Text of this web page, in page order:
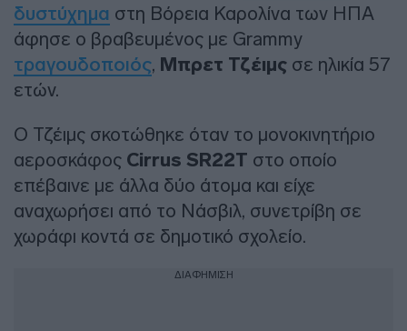
δυστύχημα στη Βόρεια Καρολίνα των ΗΠΑ
άφησε ο βραβευμένος με Grammy
τραγουδοποιός, Μπρετ Τζέιμς σε ηλικία 57
ετών.
Ο Τζέιμς σκοτώθηκε όταν το μονοκινητήριο
αεροσκάφος Cirrus SR22T στο οποίο
επέβαινε με άλλα δύο άτομα και είχε
αναχωρήσει από το Νάσβιλ, συνετρίβη σε
χωράφι κοντά σε δημοτικό σχολείο.
ΔΙΑΦΗΜΙΣΗ